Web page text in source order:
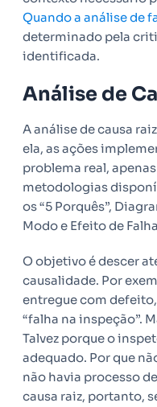
Quando a análise de
determinado pela
identificada.
Análise de
A análise de causa
ela, as ações
problema real,
metodologias
os “5 Porquês”,
Modo e Efeito de
O objetivo é descer
causalidade. Por
entregue com
“falha na inspeção”.
Talvez porque o
adequado. Por que
não havia processo
causa raiz, portanto,